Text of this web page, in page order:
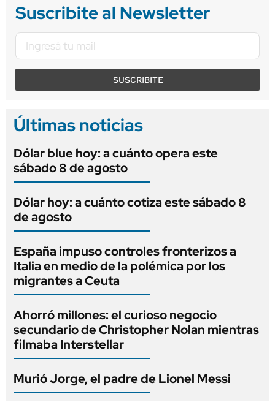
Suscribite al Newsletter
SUSCRIBITE
Últimas noticias
Dólar blue hoy: a cuánto opera este
sábado 8 de agosto
Dólar hoy: a cuánto cotiza este sábado 8
de agosto
España impuso controles fronterizos a
Italia en medio de la polémica por los
migrantes a Ceuta
Ahorró millones: el curioso negocio
secundario de Christopher Nolan mientras
filmaba Interstellar
Murió Jorge, el padre de Lionel Messi